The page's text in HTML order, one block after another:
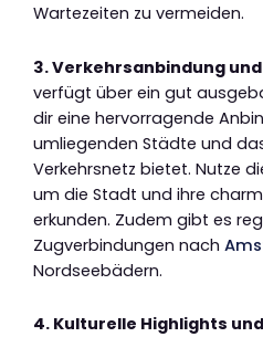
Wartezeiten zu vermeiden.
3. Verkehrsanbindung
verfügt über ein gut
dir eine hervorragende
umliegenden Städte und
Verkehrsnetz bietet. Nutze
um die Stadt und ihre
erkunden. Zudem gibt es
Zugverbindungen nach
Nordseebädern.
4. Kulturelle Highlights